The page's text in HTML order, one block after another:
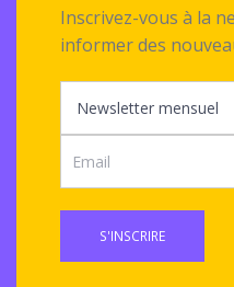
Inscrivez-vous à la
informer des
S'INSCRIRE